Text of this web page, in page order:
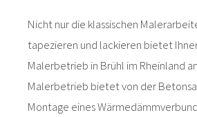
Nicht nur die klassischen
tapezieren und lackieren bietet
Malerbetrieb in Brühl im Rheinland
Malerbetrieb bietet von der
Montage eines